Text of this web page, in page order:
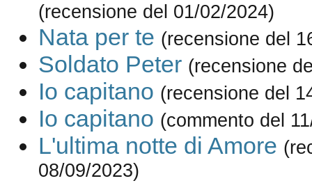
(recensione del 01/02/2024)
Nata per te (recensione del
Soldato Peter (recensione
Io capitano (recensione del
Io capitano (commento del
L'ultima notte di Amore
08/09/2023)